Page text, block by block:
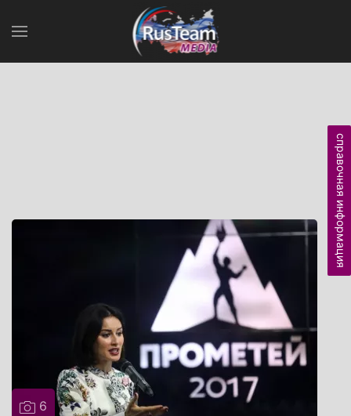
6
справочная информация